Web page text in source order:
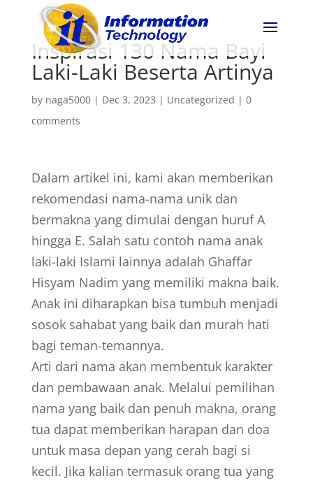
Inspirasi 130 Nama Bayi
Laki-Laki Beserta Artinya
by naga5000| Dec 3, 2023 | Uncategorized | 0
comments
Dalam artikel ini, kami akan memberikan
rekomendasi nama-nama unik dan
bermakna yang dimulai dengan huruf A
hingga E. Salah satu contoh nama anak
laki-laki Islami lainnya adalah Ghaffar
Hisyam Nadim yang memiliki makna baik.
Anak ini diharapkan bisa tumbuh menjadi
sosok sahabat yang baik dan murah hati
bagi teman-temannya.
Arti dari nama akan membentuk karakter
dan pembawaan anak. Melalui pemilihan
nama yang baik dan penuh makna, orang
tua dapat memberikan harapan dan doa
untuk masa depan yang cerah bagi si
kecil. Jika kalian termasuk orang tua yang